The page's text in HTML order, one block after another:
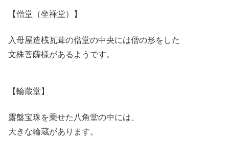
【僧堂（坐禅堂）】
入母屋造桟瓦葺の僧堂の中央には僧の形をした
文殊菩薩様があるようです。
【輪蔵堂】
露盤宝珠を乗せた八角堂の中には、
大きな輪蔵があります。